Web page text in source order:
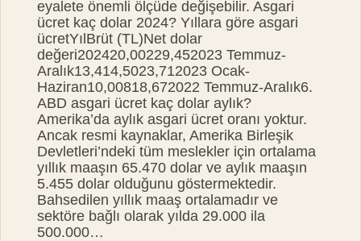
eyalete önemli ölçüde değişebilir. Asgari
ücret kaç dolar 2024? Yıllara göre asgari
ücretYılBrüt (TL)Net dolar
değeri202420,00229,452023 Temmuz-
Aralık13,414,5023,712023 Ocak-
Haziran10,00818,672022 Temmuz-Aralık6.
ABD asgari ücret kaç dolar aylık?
Amerika’da aylık asgari ücret oranı yoktur.
Ancak resmi kaynaklar, Amerika Birleşik
Devletleri’ndeki tüm meslekler için ortalama
yıllık maaşın 65.470 dolar ve aylık maaşın
5.455 dolar olduğunu göstermektedir.
Bahsedilen yıllık maaş ortalamadır ve
sektöre bağlı olarak yılda 29.000 ila
500.000…